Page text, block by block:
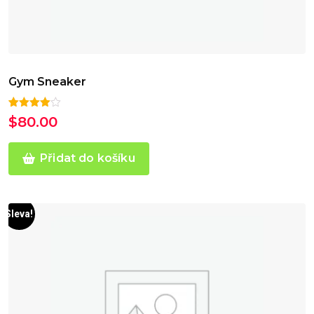
Gym Sneaker
Hodnocen
o4.00z
základě
1
hodnocení
zákazníka
$80.00
Přidat do košíku
Sleva!